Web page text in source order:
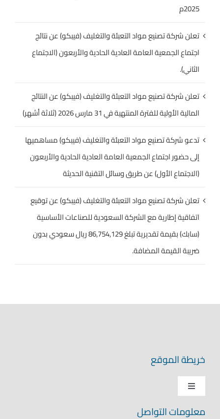
2025م
تعلن شركة تصنيع مواد التعبئة والتغليف (فيبكو) عن نتائج
اجتماع الجمعية العامة العادية الحادية والأربعون (الاجتماع
الثاني).
تعلن شركة تصنيع مواد التعبئة والتغليف (فيبكو) عن النتائج
المالية الأولية للفترة المنتهية في 31 مارس 2026 (ثلاثة أشهر)
تدعو شركة تصنيع مواد التعبئة والتغليف (فيبكو) مساهميها
إلى حضور اجتماع الجمعية العامة العادية الحادية والأربعون
(الاجتماع الأول) عن طريق وسائل التقنية الحديثة
تعلن شركة تصنيع مواد التعبئة والتغليف (فيبكو) عن توقيع
اتفاقية إطارية مع الشركة السعودية للصناعات الأساسية
(سابك) بقيمة تقديرية تبلغ 86,754,129 ريال سعودي بدون
ضريبة القيمة المضافة.
خريطة الموقع
Toggle
Navigation
معلومات التواصل